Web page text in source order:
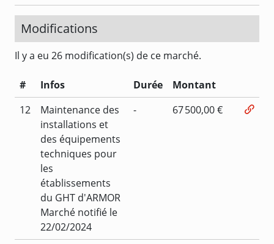
Modifications
Il y a eu 26 modification(s) de ce marché.
# Infos Durée
Montant
12
Maintenance des
installations et
des équipements
techniques pour
les
établissements
du GHT d'ARMOR
Marché notifié le
22/02/2024
- 67 500,00 €